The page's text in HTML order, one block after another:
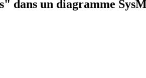
dans un diagramme